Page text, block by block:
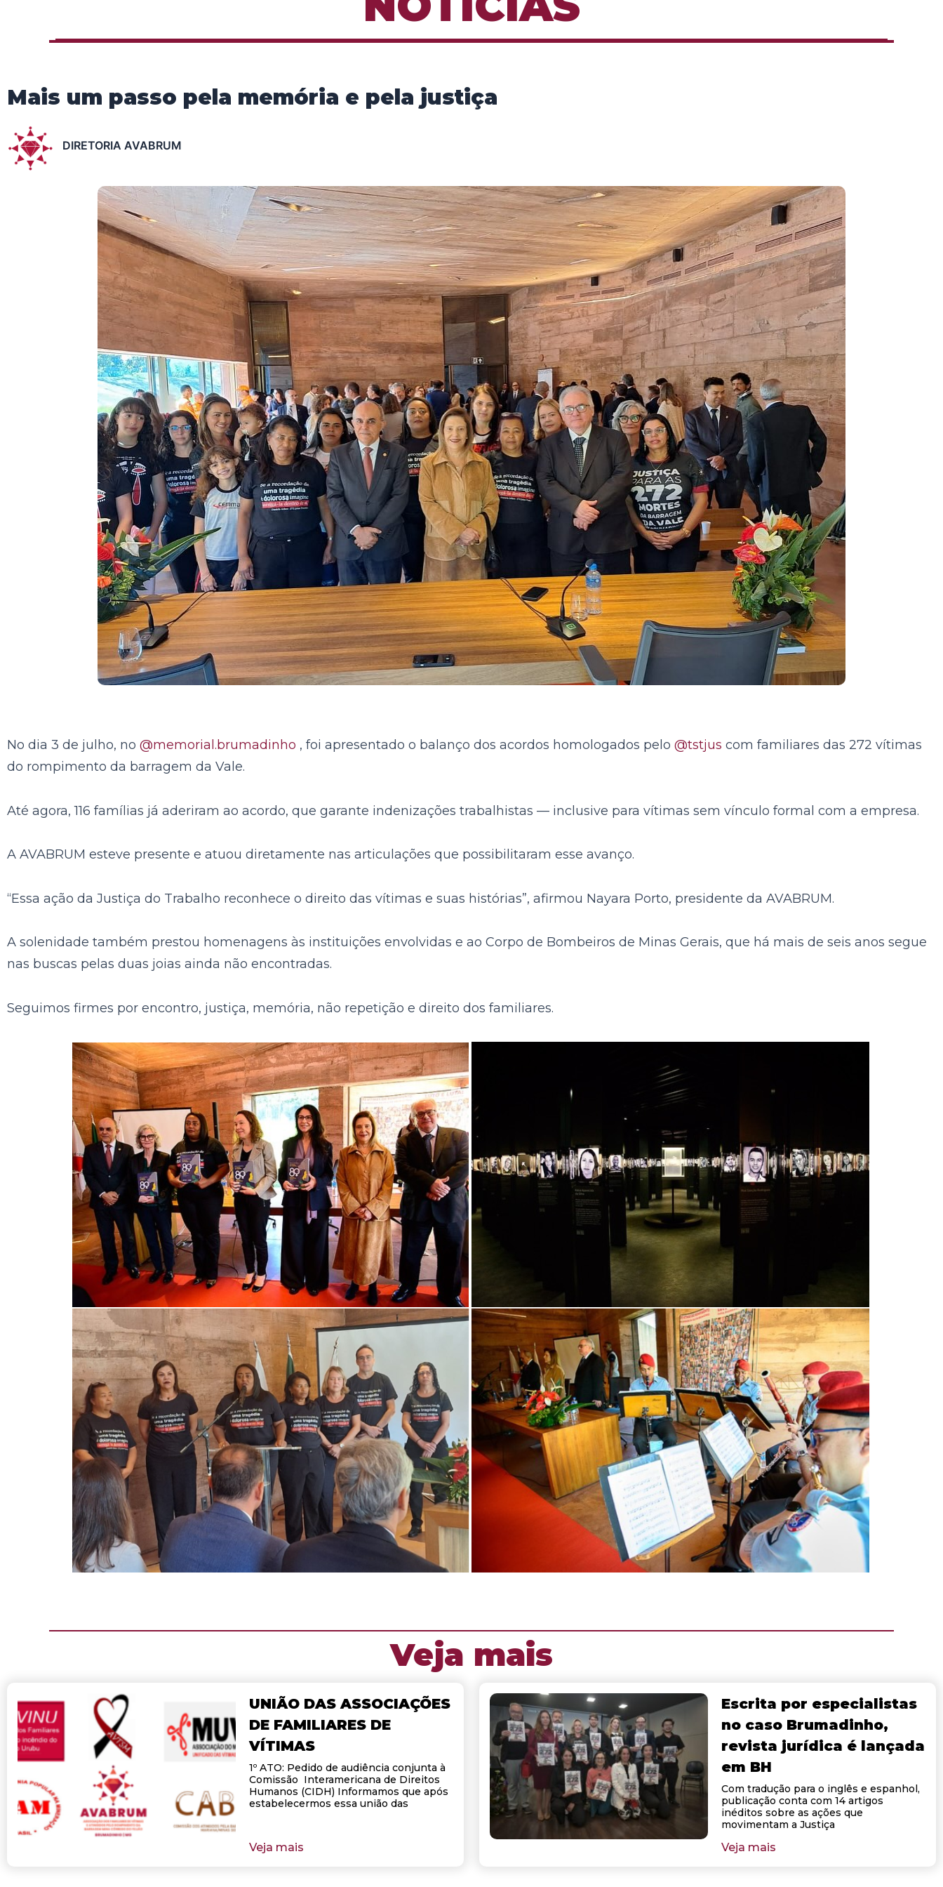
Mais um passo pela memória e pela justiça
DIRETORIA AVABRUM
No dia 3 de julho, no @memorial.brumadinho , foi apresentado o balanço dos acordos homologados pelo @tstjus com familiares das 272 vítimas
do rompimento da barragem da Vale.
Até agora, 116 famílias já aderiram ao acordo, que garante indenizações trabalhistas — inclusive para vítimas sem vínculo formal com a empresa.
A AVABRUM esteve presente e atuou diretamente nas articulações que possibilitaram esse avanço.
“Essa ação da Justiça do Trabalho reconhece o direito das vítimas e suas histórias”, afirmou Nayara Porto, presidente da AVABRUM.
A solenidade também prestou homenagens às instituições envolvidas e ao Corpo de Bombeiros de Minas Gerais, que há mais de seis anos segue
nas buscas pelas duas joias ainda não encontradas.
Seguimos firmes por encontro, justiça, memória, não repetição e direito dos familiares.
Veja mais
UNIÃO DAS ASSOCIAÇÕES
DE FAMILIARES DE
VÍTIMAS
1º ATO: Pedido de audiência conjunta à
Comissão Interamericana de Direitos
Humanos (CIDH) Informamos que após
estabelecermos essa união das
Veja mais
Escrita por especialistas
no caso Brumadinho,
revista jurídica é lançada
em BH
Com tradução para o inglês e espanhol,
publicação conta com 14 artigos
inéditos sobre as ações que
movimentam a Justiça
Veja mais